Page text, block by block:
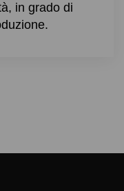
in grado di